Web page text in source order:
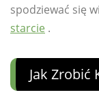
spodziewać się
starcie .
Jak Zrobić